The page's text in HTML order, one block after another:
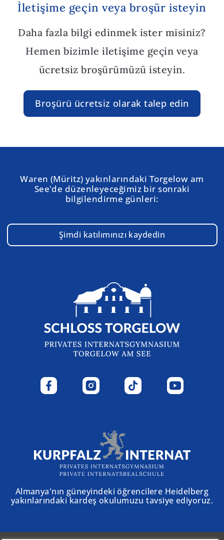
İletişime geçin veya broşür isteyin
Daha fazla bilgi edinmek ister misiniz?
Hemen bizimle iletişime geçin veya
ücretsiz broşürümüzü isteyin.
Broşürü ücretsiz olarak talep edin
Waren (Müritz) yakınlarındaki Torgelow am
See'de düzenleyeceğimiz bir sonraki
bilgilendirme günleri:
Şimdi katılımınızı kaydedin
Almanya'nın güneyindeki öğrencilere Heidelberg
yakınlarındaki kardeş okulumuzu tavsiye ediyoruz.